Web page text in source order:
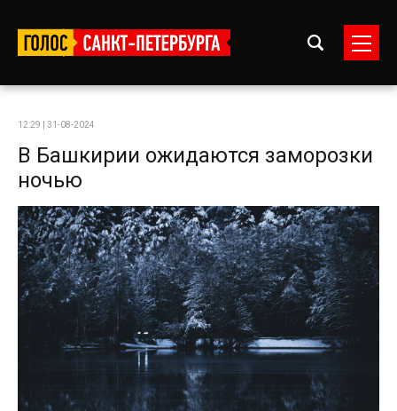
12:29 | 31-08-2024
В Башкирии ожидаются заморозки
ночью